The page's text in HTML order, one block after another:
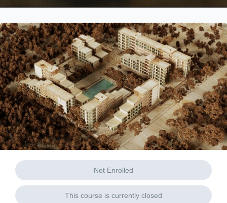
Not Enrolled
This course is currently closed